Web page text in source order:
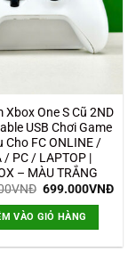
Xbox One S Cũ 2ND
USB Chơi Game
Cho FC ONLINE /
/ PC / LAPTOP |
– MÀU TRẮNG
VNĐ Giá
là:
1.590.000VNĐ.
699.000VNĐGiá
VÀO GIỎ HÀNG